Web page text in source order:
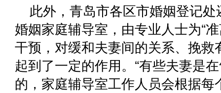
此外，青岛市各区市婚姻登记
婚姻家庭辅导室，由专业人士为“
干预，对缓和夫妻间的关系、挽救
起到了一定的作用。“有些夫妻是
的，家庭辅导室工作人员会根据每